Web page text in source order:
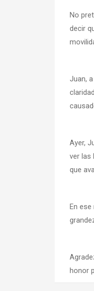
No
decir
Juan,
Ayer,
ver las
que
En
honor